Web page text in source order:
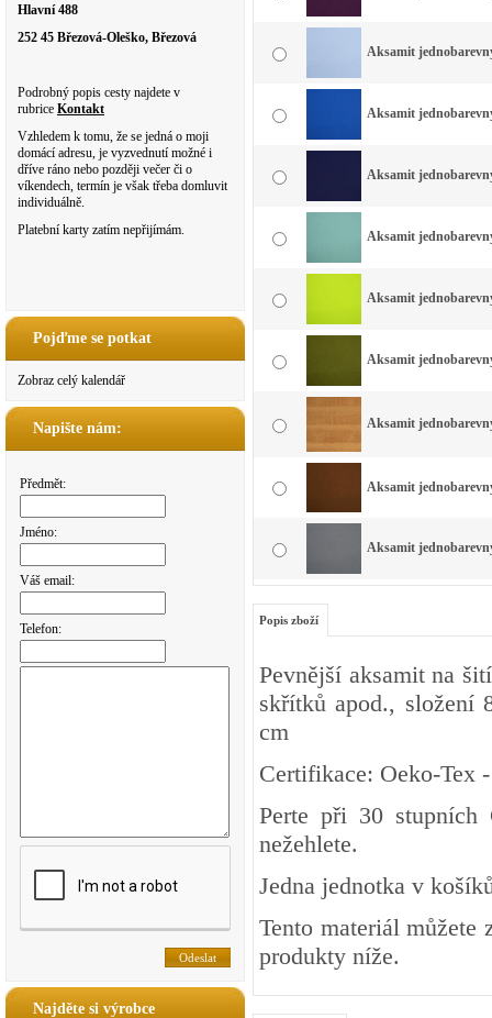
Hlavní 488
252 45 Březová-Oleško, Březová
Podrobný popis cesty najdete v
rubrice Kontakt
Vzhledem k tomu, že se jedná o moji
domácí adresu, je vyzvednutí možné i
dříve ráno nebo později večer či o
víkendech, termín je však třeba domluvit
individuálně.
Platební karty zatím nepřijímám.
Pojďme se potkat
Zobraz celý kalendář
Napište nám:
Předmět:
Jméno:
Váš email:
Telefon:
Najděte si výrobce
Aksamit
Aksamit
Aksamit
Aksamit
Aksamit
Aksamit
Aksamit
Aksamit
Aksamit
Popis zboží
Pevnější aksamit na
skřítků apod., složení
cm
Certifikace: Oeko-Tex
Perte při 30 stupních
nežehlete.
Jedna jednotka v
Tento materiál
produkty níže.